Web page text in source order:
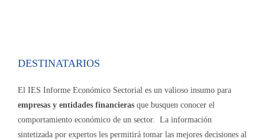
DESTINATARIOS
El IES Informe Económico Sectorial es un valioso insumo para
empresas y entidades financieras que busquen conocer el
comportamiento económico de un sector. La información
sintetizada por expertos les permitirá tomar las mejores decisiones al